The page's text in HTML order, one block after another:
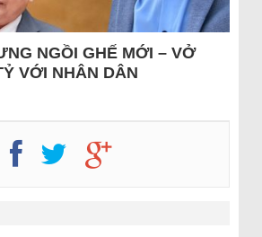
NGỒI GHẾ MỚI – VỞ
VỚI NHÂN DÂN